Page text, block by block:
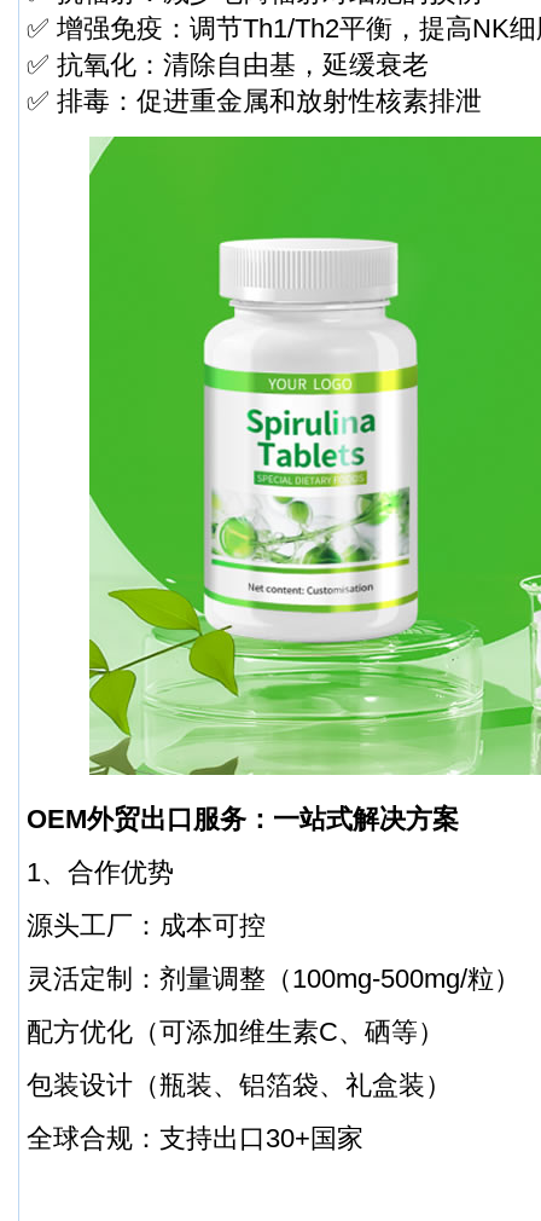
✅ 增强免疫：调节Th1/Th2平衡，提高NK
✅ 抗氧化：清除自由基，延缓衰老
✅ 排毒：促进重金属和放射性核素排泄
OEM外贸出口服务：一站式解决方案
1、合作优势
源头工厂：成本可控
灵活定制：剂量调整（100mg-500mg/粒）
配方优化（可添加维生素C、硒等）
包装设计（瓶装、铝箔袋、礼盒装）
全球合规：支持出口30+国家